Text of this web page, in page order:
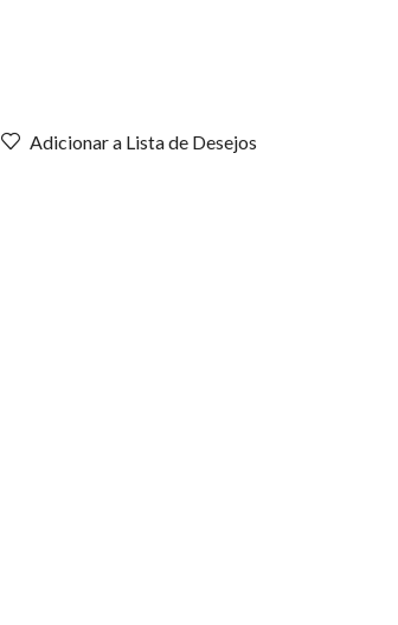
Adicionar a Lista de Desejos